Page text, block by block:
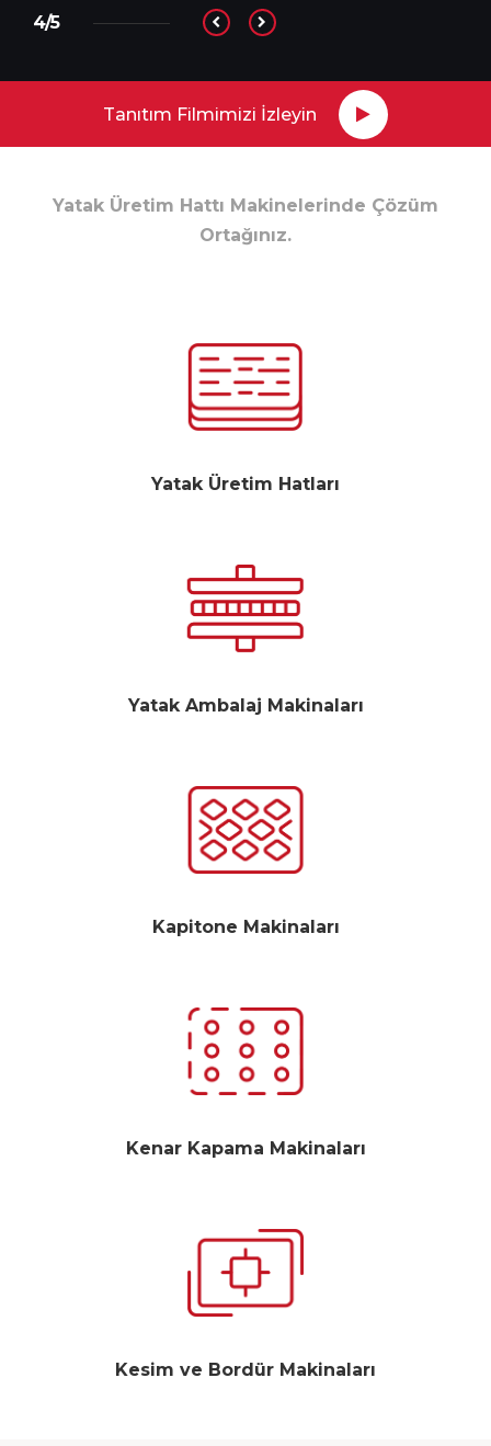
Tanıtım Filmimizi İzleyin
4/5
Yatak Üretim Hattı Makinelerinde Çözüm
Ortağınız.
Yatak Üretim Hatları
Yatak Ambalaj Makinaları
Kapitone Makinaları
Kenar Kapama Makinaları
Kesim ve Bordür Makinaları